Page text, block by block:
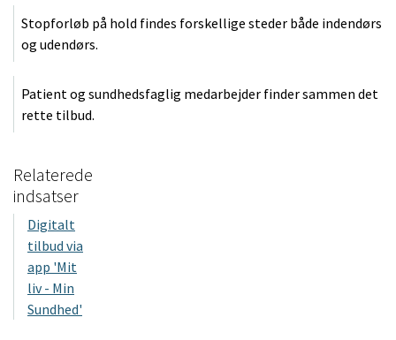
Stopforløb på hold findes forskellige steder både indendørs
og udendørs.
Patient og sundhedsfaglig medarbejder finder sammen det
rette tilbud.
Relaterede
indsatser
Digitalt
tilbud via
app 'Mit
liv - Min
Sundhed'